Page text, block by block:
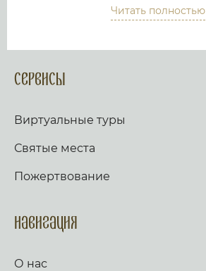
самым мы дадим...
Читать полностью
Сервисы
Виртуальные туры
Святые места
Пожертвование
Навигация
О нас